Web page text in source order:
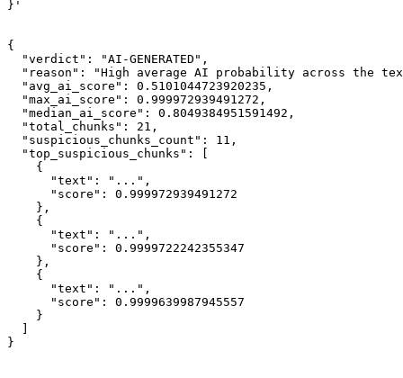
{
  "verdict": "AI-GENERATED",
"reason": "High average AI probability across the
  "avg_ai_score": 0.5101044723920235,
  "max_ai_score": 0.999972939491272,
  "median_ai_score": 0.8049384951591492,
  "total_chunks": 21,
  "suspicious_chunks_count": 11,
  "top_suspicious_chunks": [
    {
      "text": "...",
      "score": 0.999972939491272
    },
    {
      "text": "...",
      "score": 0.9999722242355347
    },
    {
      "text": "...",
      "score": 0.9999639987945557
    }